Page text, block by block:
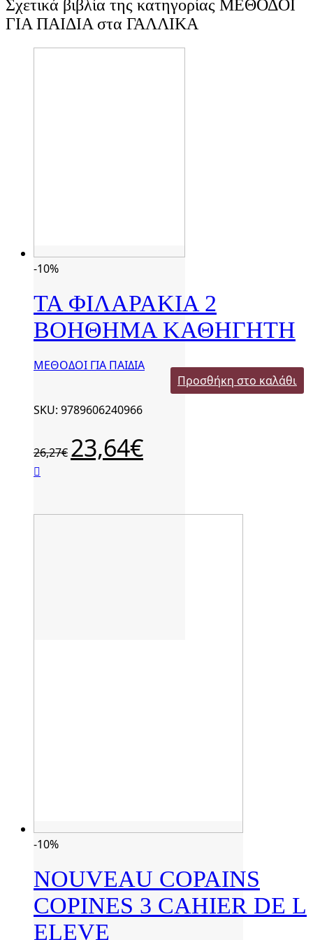
Σχετικά βιβλία της κατηγορίας ΜΕΘΟΔΟΙ
ΓΙΑ ΠΑΙΔΙΑ στα ΓΑΛΛΙΚΑ
-10%
ΤΑ ΦΙΛΑΡΑΚΙΑ 2
ΒΟΗΘΗΜΑ ΚΑΘΗΓΗΤΗ
ΜΕΘΟΔΟΙ ΓΙΑ ΠΑΙΔΙΑ
Προσθήκη στο καλάθι
SKU: 9789606240966
26,27€
Original
price
23,64€
-10%
NOUVEAU COPAINS
COPINES 3 CAHIER DE L
ELEVE